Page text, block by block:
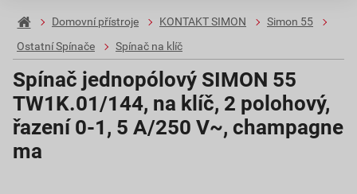
Domovní přístroje KONTAKT SIMON
Simon 55
Ostatní Spínače
Spínač na klíč
Spínač jednopólový SIMON 55
TW1K.01/144, na klíč, 2 polohový,
řazení 0-1, 5 A/250 V~, champagne
ma